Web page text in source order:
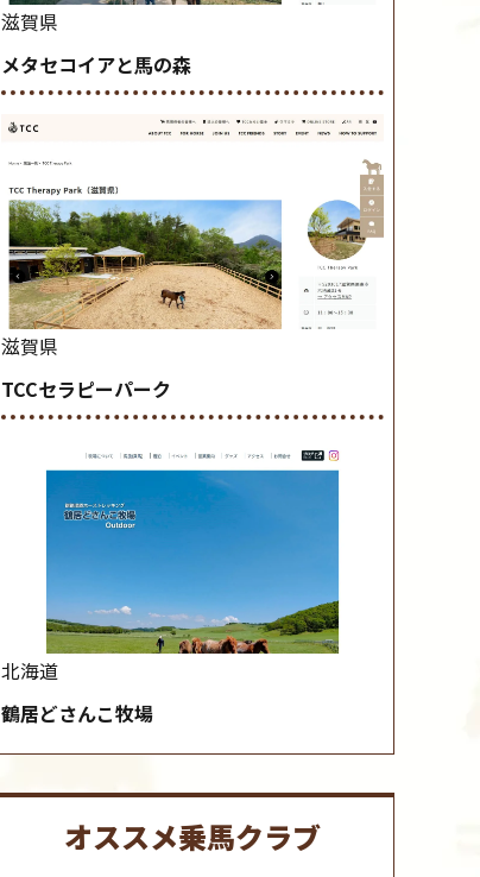
滋賀県
メタセコイアと馬の森
滋賀県
TCCセラピーパーク
北海道
鶴居どさんこ牧場
オススメ乗馬クラブ